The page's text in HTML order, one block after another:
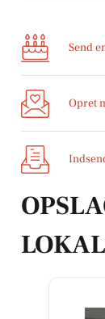
Send
Opret